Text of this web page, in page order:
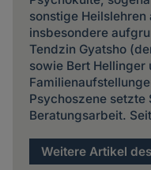
sonstige Heilslehren
insbesondere
Tendzin Gyatsho
sowie Bert Hellinger
Psychoszene
Beratungsarbeit.
Weitere Artikel